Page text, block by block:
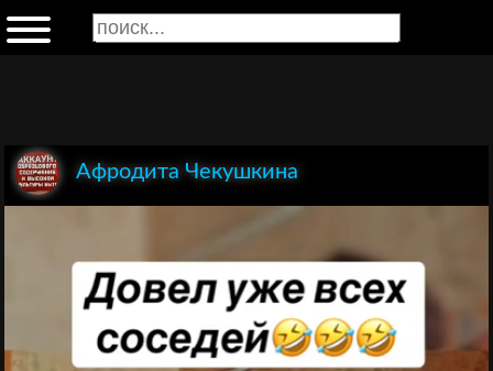
Афродита Чекушкина